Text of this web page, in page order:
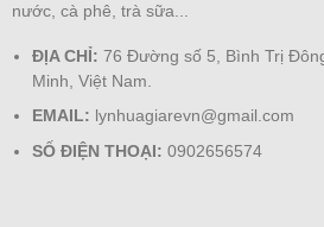
nước, cà phê, trà sữa...
ĐỊA CHỈ: 76 Đường số 5, Bình Trị
Minh, Việt Nam.
EMAIL: lynhuagiarevn@gmail.com
SỐ ĐIỆN THOẠI:0902656574